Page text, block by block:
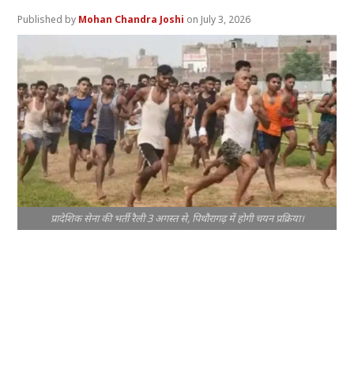
Mohan Chandra Joshi July 3, 2026
प्रादेशिक सेना की भर्ती रैली 3 अगस्त से, पिथौरागढ़ में होगी चयन प्रक्रिया।